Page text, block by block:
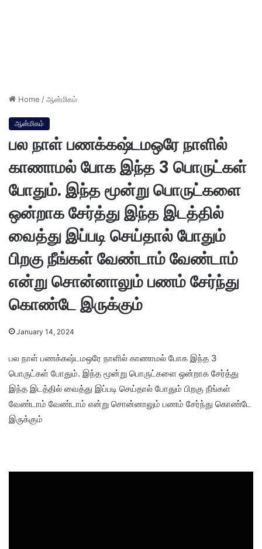
Home /ஆன்மிகம்
ஆன்மிகம்
பல நாள் பணக்கஷ்டமஒரே நாளில்
காணாமல் போக இந்த 3 பொருட்கள்
போதும். இந்த மூன்று பொருட்களை
ஒன்றாக சேர்த்து இந்த இடத்தில்
வைத்து இப்படி செய்தால் போதும்
பிறகு நீங்கள் வேண்டாம் வேண்டாம்
என்று சொன்னாலும் பணம் சேர்ந்து
கொண்டே இருக்கும்
January 14, 2024
பல நாள் பணக்கஷ்டமஒரே நாளில் காணாமல் போக இந்த 3
பொருட்கள் போதும். இந்த மூன்று பொருட்களை ஒன்றாக சேர்த்து
இந்த இடத்தில் வைத்து இப்படி செய்தால் போதும் பிறகு நீங்கள்
வேண்டாம் வேண்டாம் என்று சொன்னாலும் பணம் சேர்ந்து கொண்டே
இருக்கும்